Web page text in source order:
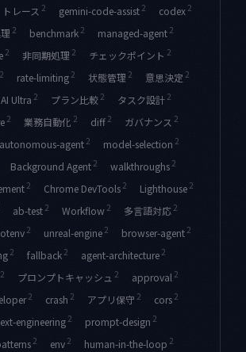
トレース 2 gemini-code-assist 2 codex 2
2 benchmark 2 managed-agent 2
2 非同期処理 2 チェックポイント 2
2 rate-limiting 2 状態管理 2 意思決定 2
Ultra 2 プラン比較 2 タスク設計 2
2 業務自動化 2 diff 2 ガバナンス 2
autonomous-agent 2 model-selection 2
Background Agent 2 walkthroughs 2
2 Chrome DevTools 2 Lighthouse 2
ab-test 2 Workflow 2 多言語対応 2
2 unreal-engine 2 browser-agent 2
2 fallback 2 agent-architecture 2
2 プロンプトキャッシュ 2 approval 2
2 crash 2 アプリ保守 2 cors 2
engineering 2 prompt-design 2
2 env 2 human-in-the-loop 2